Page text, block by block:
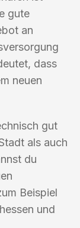
gute
an
dass
neuen
gut
als auch
du
Beispiel
und